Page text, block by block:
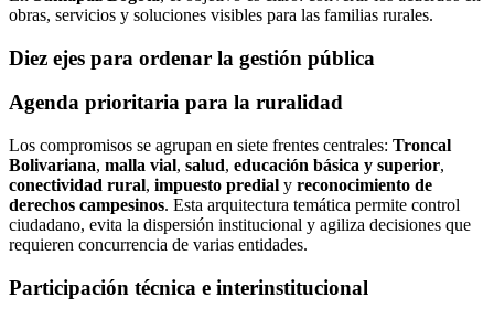
obras, servicios y soluciones visibles para las familias rurales.
Diez ejes para ordenar la gestión pública
Agenda prioritaria para la ruralidad
Los compromisos se agrupan en siete frentes centrales: Troncal
Bolivariana, malla vial, salud, educación básica y superior,
conectividad rural, impuesto predial y reconocimiento de
derechos campesinos. Esta arquitectura temática permite control
ciudadano, evita la dispersión institucional y agiliza decisiones que
requieren concurrencia de varias entidades.
Participación técnica e interinstitucional